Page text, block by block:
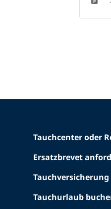
Tauchcenter oder
Ersatzbrevet
Tauchurlaub